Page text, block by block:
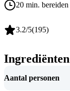
20 min. bereiden
3.2/5(195)
Ingrediënten
Aantal personen